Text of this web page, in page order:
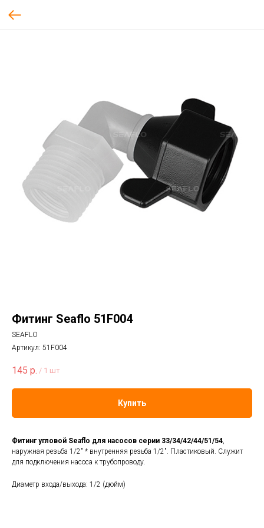
Фитинг Seaflo 51F004
SEAFLO
Артикул: 51F004
145 р. / 1 шт
Купить
Фитинг угловой Seaflo для насосов серии 33/34/42/44/51/54,
наружная резьба 1/2" * внутренняя резьба 1/2". Пластиковый. Служит
для подключения насоса к трубопроводу.
Диаметр входа/выхода: 1/2 (дюйм)